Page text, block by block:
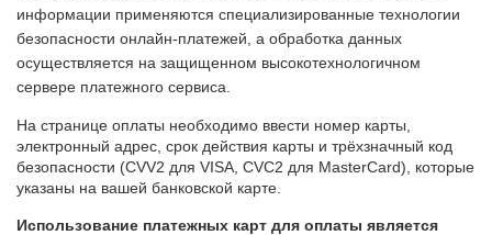
информации применяются специализированные технологии
безопасности онлайн-платежей, а обработка данных
осуществляется на защищенном высокотехнологичном
сервере платежного сервиса.
На странице оплаты необходимо ввести номер карты,
электронный адрес, срок действия карты и трёхзначный код
безопасности (CVV2 для VISA, CVC2 для MasterCard), которые
указаны на вашей банковской карте.
Использование платежных карт для оплаты является